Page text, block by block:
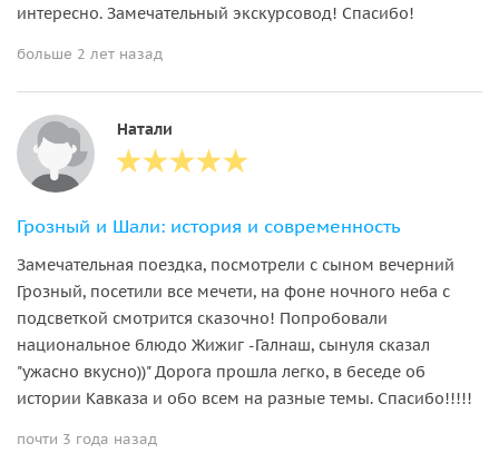
интересно. Замечательный экскурсовод! Спасибо!
больше 2 лет назад
Натали
Грозный и Шали: история и современность
Замечательная поездка, посмотрели с сыном вечерний
Грозный, посетили все мечети, на фоне ночного неба с
подсветкой смотрится сказочно! Попробовали
национальное блюдо Жижиг -Галнаш, сынуля сказал
"ужасно вкусно))" Дорога прошла легко, в беседе об
истории Кавказа и обо всем на разные темы. Спасибо!!!!!
почти 3 года назад